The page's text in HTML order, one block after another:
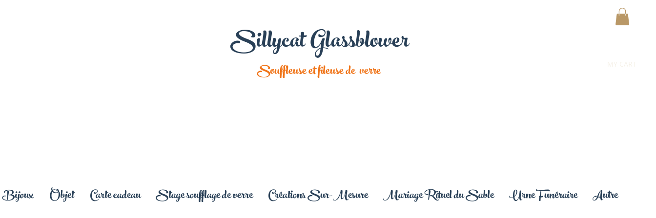
Sillycat Glassblower
Souffleuse et fileuse de verre
Bijoux Objet Carte cadeau Stage soufflage de verre Créations Sur-Mesure Mariage Rituel du Sable Urne Funéraire Autre